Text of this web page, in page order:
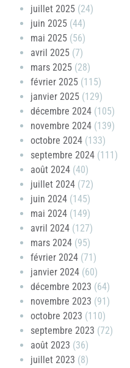
juillet 2025 (24)
juin 2025 (44)
mai 2025 (56)
avril 2025 (7)
mars 2025 (28)
février 2025 (115)
janvier 2025 (129)
décembre 2024 (105)
novembre 2024 (139)
octobre 2024 (133)
septembre 2024 (111)
août 2024 (40)
juillet 2024 (72)
juin 2024 (145)
mai 2024 (149)
avril 2024 (127)
mars 2024 (95)
février 2024 (71)
janvier 2024 (60)
décembre 2023 (64)
novembre 2023 (91)
octobre 2023 (110)
septembre 2023 (72)
août 2023 (36)
juillet 2023 (8)